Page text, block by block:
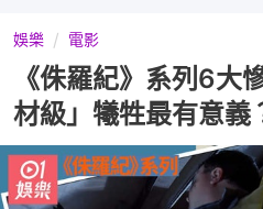
娛樂 電影
《侏羅紀》系列6
材級」犧牲最有意義